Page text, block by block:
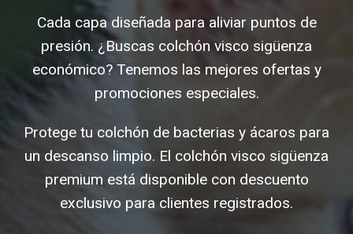
Cada capa diseñada para aliviar puntos de
presión. ¿Buscas colchón visco sigüenza
económico? Tenemos las mejores ofertas y
promociones especiales.
Protege tu colchón de bacterias y ácaros para
un descanso limpio. El colchón visco sigüenza
premium está disponible con descuento
exclusivo para clientes registrados.